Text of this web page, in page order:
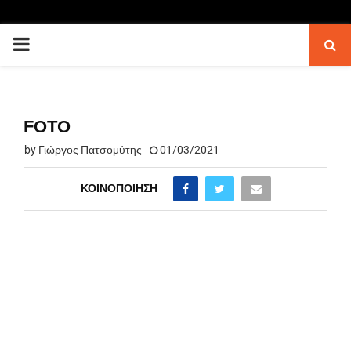
PRIMARY
FOTO
by Γιώργος Πατσομύτης 01/03/2021
ΚΟΙΝΟΠΟΊΗΣΗ